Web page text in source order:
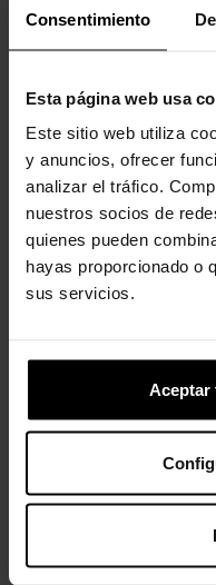
Consentimiento
Esta página web usa
Este sitio web utiliza
y anuncios, ofrecer
analizar el tráfico.
nuestros socios de
quienes pueden
hayas proporcionado o
sus servicios.
Aceptar
Letra N
4,99 € 3,99 €